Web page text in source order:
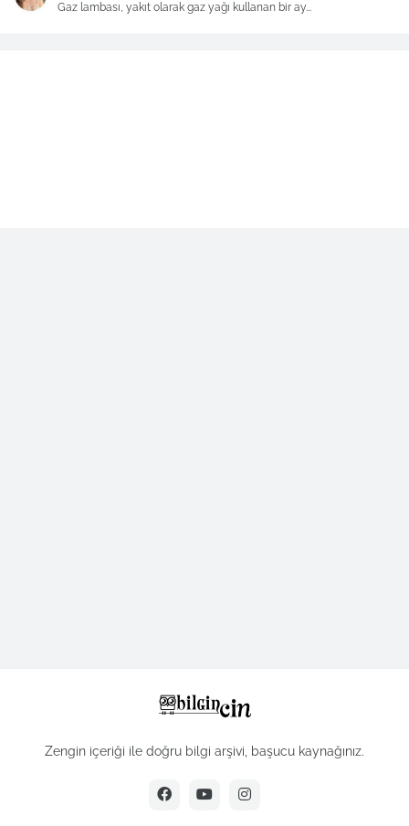
Gaz lambası, yakıt olarak gaz yağı kullanan bir ay...
Zengin içeriği ile doğru bilgi arşivi, başucu kaynağınız.